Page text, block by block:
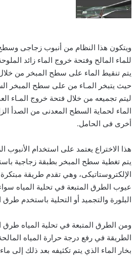
ويتكون هذا النظام من أنبوب زجاجى
للماء المالح وفتحة خروج الماء زائد
يتم تنقيط الماء على سطح المبخر من
حيث يتبخر المـاء من على سطح المبخر
ليتم تجميعه من خلال فتحة خروج المـاء
الماء لحماية السطح المعدنى من الصدأ
أخرى فى الحامل.
هذا الاختراع يعتمد على استخدام الأنبوب
يتم تغطية سطح المبخر بطبقة زجاجية
الإلكتروستاتيكى، وهي تقدم طريقة
عيوب الطرق المتبعة في تحلية المياه
البلورة والتجميد أو التحلية باستخدم طرق
ومن الطرق المتبعة في تحلية المياه طرق
الطريقة في رفع درجة حرارة المياه
بخار الماء الذي يتم تكثيفه بعد ذلك إلى